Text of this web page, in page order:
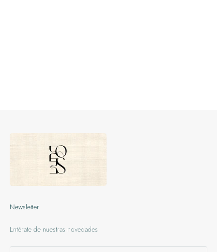
Newsletter
Entérate de nuestras novedades